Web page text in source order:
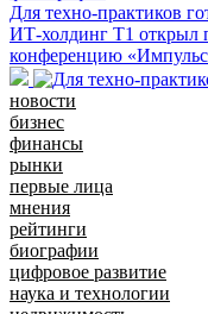
Для техно-практиков
ИТ-холдинг Т1 открыл
конференцию
новости
бизнес
финансы
рынки
первые лица
мнения
рейтинги
биографии
цифровое развитие
наука и технологии